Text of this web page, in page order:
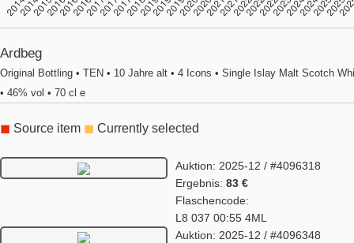
Ardbeg
Original Bottling • TEN • 10 Jahre alt • 4 Icons • Single Islay Malt Scotch
• 46% vol • 70 cl e
◼ Source item ◼ Currently selected
Auktion: 2025-12 / #4096318
Ergebnis: 83 €
Flaschencode:
L8 037 00:55 4ML
Auktion: 2025-12 / #4096348